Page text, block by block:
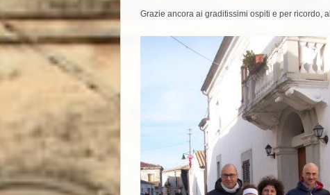
Grazie ancora ai graditissimi ospiti e per ricordo,